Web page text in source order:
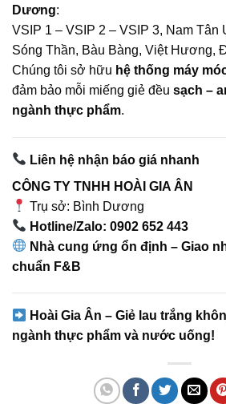
Dương:
VSIP 1 – VSIP 2 – VSIP 3, Nam Tân
Sóng Thần, Bàu Bàng, Việt Hương,
Chúng tôi sở hữu hệ thống máy
đảm bảo mỗi miếng giẻ đều sạch –
ngành thực phẩm.
Liên hệ nhận báo giá nhanh
CÔNG TY TNHH HOÀI GIA ÂN
Trụ sở: Bình Dương
Hotline/Zalo: 0902 652 443
Nhà cung ứng ổn định – Giao
chuẩn F&B
Hoài Gia Ân – Giẻ lau trắng
ngành thực phẩm và nước uống!